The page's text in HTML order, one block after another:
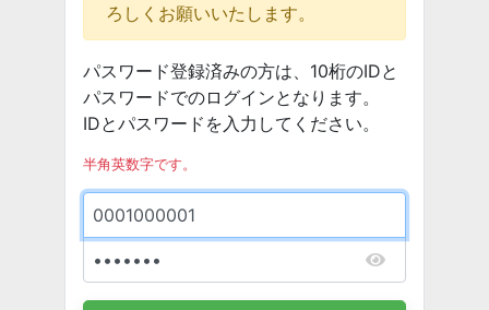
ろしくお願いいたします。
パスワード登録済みの方は、10桁のIDと
パスワードでのログインとなります。
IDとパスワードを入力してください。
半角英数字です。
ID